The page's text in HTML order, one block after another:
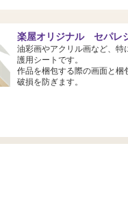
楽屋オリジナル セパレ
油彩画やアクリル画など、特
護用シートです。
作品を梱包する際の画面と梱
破損を防ぎます。